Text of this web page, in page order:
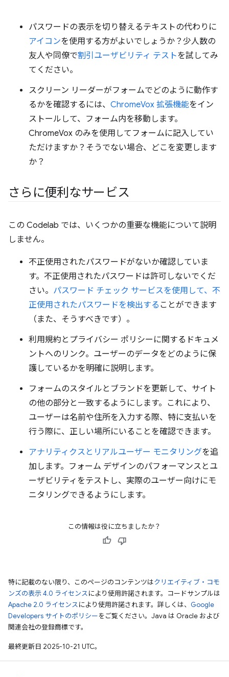
パスワードの表示を切り替えるテキストの代わりに
アイコンを使用する方がよいでしょうか？少人数の
友人や同僚で割引ユーザビリティ テストを試してみ
てください。
スクリーン リーダーがフォームでどのように動作す
るかを確認するには、 ChromeVox 拡張機能をイン
ストールして、フォーム内を移動します。
ChromeVox のみを使用してフォームに記入してい
ただけますか？そうでない場合、どこを変更します
か？
さらに便利なサービス
この Codelab では、いくつかの重要な機能について説明
しません。
不正使用されたパスワードがないか確認していま
す。不正使用されたパスワードは許可しないでくだ
さい。 パスワード チェック サービスを使用して、不
正使用されたパスワードを検出する ことができます
（また、そうすべきです）。
利用規約とプライバシー ポリシーに関するドキュメ
ントへのリンク。ユーザーのデータをどのように保
護しているかを明確に説明します。
フォームのスタイルとブランドを更新して、サイト
の他の部分と一致するようにします。これにより、
ユーザーは名前や住所を入力する際、特に支払いを
行う際に、正しい場所にいることを確認できます。
アナリティクスとリアルユーザー モニタリングを追
加します。フォーム デザインのパフォーマンスとユ
ーザビリティをテストし、実際のユーザー向けにモ
ニタリングできるようにします。
この情報は役に立ちましたか？
特に記載のない限り、このページのコンテンツはクリエイティブ・コモ
ンズの表示 4.0 ライセンスにより使用許諾されます。コードサンプルは
Apache 2.0 ライセンスにより使用許諾されます。詳しくは、 Google
Developers サイトのポリシーをご覧ください。Java は Oracle および
関連会社の登録商標です。
最終更新日 2025-10-21 UTC。